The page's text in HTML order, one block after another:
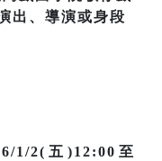
出、導演或身段
1/2(五)12:00至